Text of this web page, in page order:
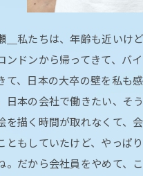
私たちは、年齢も近いけ
ンドンから帰ってきて、バ
て、日本の大卒の壁を私も
日本の会社で働きたい、そ
を描く時間が取れなくて、
ともしていたけど、やっぱ
。だから会社員をやめて、